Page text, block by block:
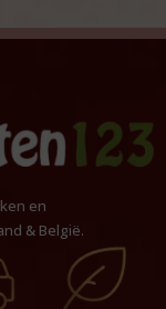
en
& België.